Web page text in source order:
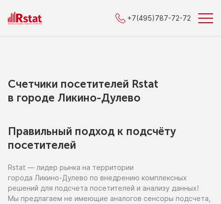
+7(495)787-72-72
Счетчики посетителей Rstat
в городe Ликино-Дулево
Правильный подход к подсчёту
посетителей
Rstat — лидер рынка на территории
города Ликино-Дулево по внедрению комплексных
решений для подсчета посетителей и анализу данных!
Мы предлагаем не имеющие аналогов сенсоры подсчета,